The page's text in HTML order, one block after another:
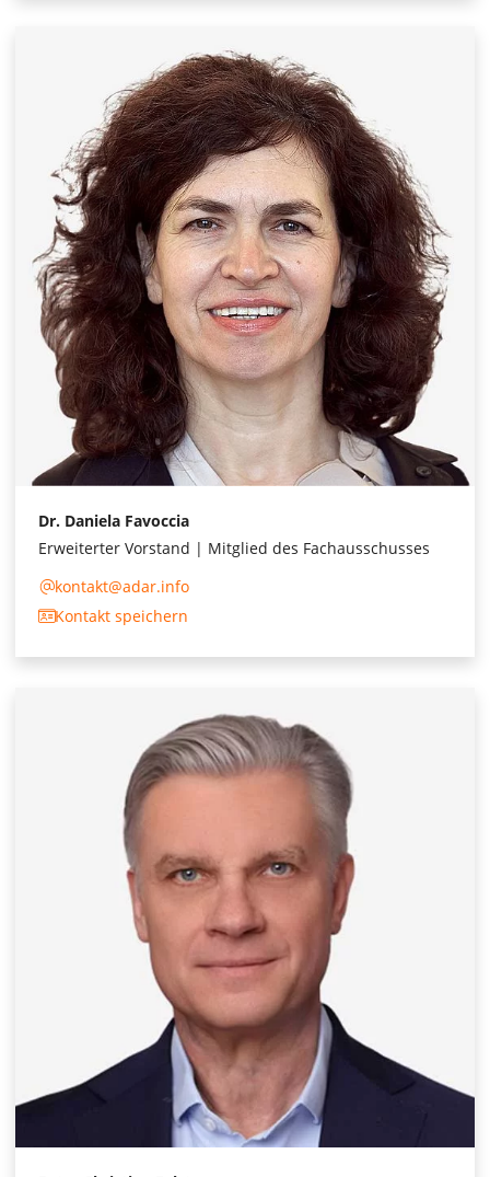
Dr. Daniela Favoccia
Erweiterter Vorstand | Mitglied des Fachausschusses
kontakt@adar.info
Kontakt speichern